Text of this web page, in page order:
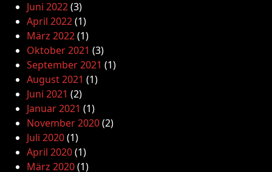
Juni 2022(3)
April 2022(1)
März 2022(1)
Oktober 2021 (3)
September 2021 (1)
August 2021 (1)
Juni 2021 (2)
Januar 2021 (1)
November 2020(2)
Juli 2020(1)
April 2020(1)
März 2020(1)